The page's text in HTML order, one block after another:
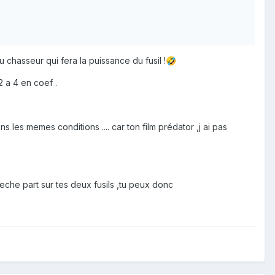
qui fera la puissance du fusil !🤣
a 4 en coef .
les memes conditions .... car ton film prédator ,j ai pas
part sur tes deux fusils ,tu peux donc